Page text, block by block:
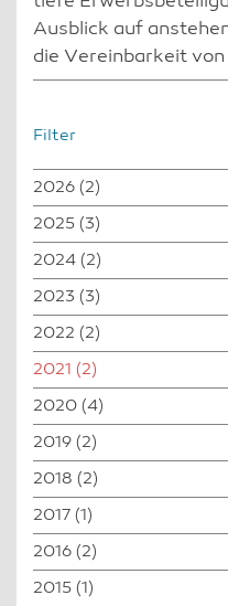
Ausblick auf
die Vereinbarkeit von
Filter
2026 (2)
2025 (3)
2024 (2)
2023 (3)
2022 (2)
2021 (2)
2020 (4)
2019 (2)
2018 (2)
2017 (1)
2016 (2)
2015 (1)